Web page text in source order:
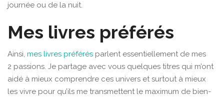
journée ou de la nuit.
Mes livres préférés
Ainsi, mes livres préférés parlent essentiellement de mes
2 passions. Je partage avec vous quelques titres qui m’ont
aidé à mieux comprendre ces univers et surtout à mieux
les vivre pour qu’ils me transmettent le maximum de bien-